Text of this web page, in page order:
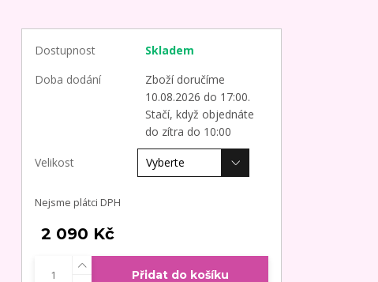
Dostupnost
Skladem
Doba dodání
Zboží doručíme
10.08.2026 do 17:00.
Stačí, když objednáte
do zítra do 10:00
Velikost
Nejsme plátci DPH
2 090 Kč
Přidat do košíku